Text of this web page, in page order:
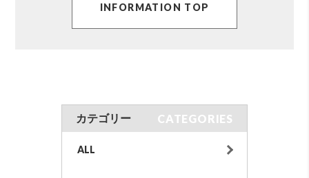
INFORMATION TOP
カテゴリー CATEGORIES
ALL